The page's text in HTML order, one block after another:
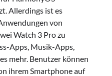
Allerdings ist es
von
Watch 3 Pro zu
Apps, Musik-Apps,
mehr. Benutzer können
ihrem Smartphone auf